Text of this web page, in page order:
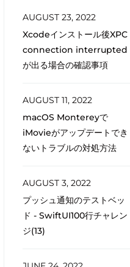
AUGUST 23, 2022
Xcodeインストール後XPC
connection interrupted
が出る場合の確認事項
AUGUST 11, 2022
macOS Montereyで
iMovieがアップデートでき
ないトラブルの対処方法
AUGUST 3, 2022
プッシュ通知のテストベッ
ド - SwiftUI100行チャレン
ジ(13)